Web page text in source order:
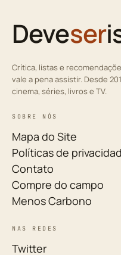
Deveser
Crítica, listas e
vale a pena assistir. Desde
cinema, séries, livros e TV.
SOBRE NÓS
Mapa do Site
Políticas de
Contato
Compre do campo
Menos Carbono
NAS REDES
Twitter